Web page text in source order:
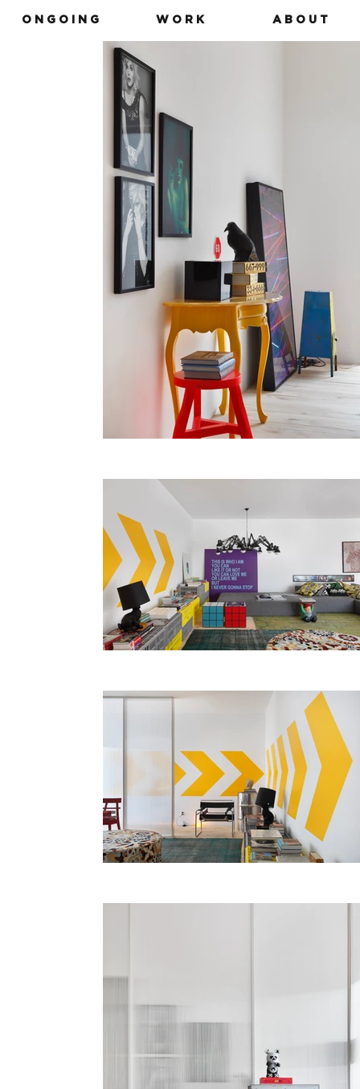
A B O U T
O N G O I N G W O R K